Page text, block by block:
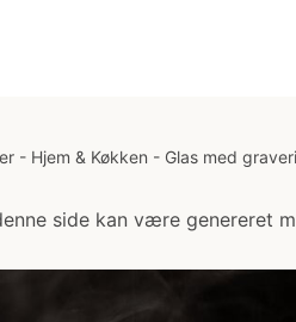
- Hjem & Køkken - Glas med
side kan være genereret